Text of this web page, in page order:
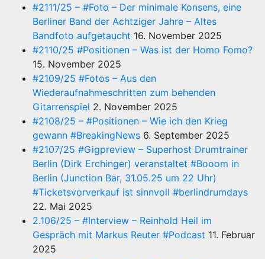
#2111/25 – #Foto – Der minimale Konsens, eine
Berliner Band der Achtziger Jahre – Altes
Bandfoto aufgetaucht 16. November 2025
#2110/25 #Positionen – Was ist der Homo Fomo?
15. November 2025
#2109/25 #Fotos – Aus den
Wiederaufnahmeschritten zum behenden
Gitarrenspiel 2. November 2025
#2108/25 – #Positionen – Wie ich den Krieg
gewann #BreakingNews 6. September 2025
#2107/25 #Gigpreview – Superhost Drumtrainer
Berlin (Dirk Erchinger) veranstaltet #Booom in
Berlin (Junction Bar, 31.05.25 um 22 Uhr)
#Ticketsvorverkauf ist sinnvoll #berlindrumdays
22. Mai 2025
2.106/25 – #Interview – Reinhold Heil im
Gespräch mit Markus Reuter #Podcast 11. Februar
2025